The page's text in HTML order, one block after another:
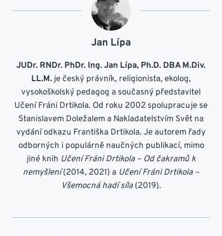
Jan Lípa
JUDr. RNDr. PhDr. Ing. Jan Lípa, Ph.D. DBA M.Div.
LL.M. je český právník, religionista, ekolog,
vysokoškolský pedagog a současný představitel
Učení Fráni Drtikola. Od roku 2002 spolupracuje se
Stanislavem Doležalem a Nakladatelstvím Svět na
vydání odkazu Františka Drtikola. Je autorem řady
odborných i populárně naučných publikací, mimo
jiné knih Učení Fráni Drtikola – Od čakramů k
nemyšlení(2014, 2021) a Učení Fráni Drtikola –
Všemocná hadí síla(2019).